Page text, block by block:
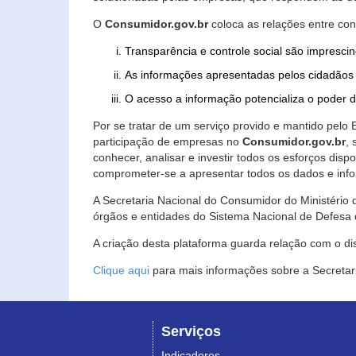
O Consumidor.gov.brcoloca as relações entre
Transparência e controle social são
As informações apresentadas pelos
O acesso a informação potencializa o poder
Por se tratar de um serviço provido e mantido
participação de empresas no Consumidor.gov.br,
conhecer, analisar e investir todos os esforços
comprometer-se a apresentar todos os dados e
A Secretaria Nacional do Consumidor do
órgãos e entidades do Sistema Nacional de
A criação desta plataforma guarda relação com o
Clique aqui para mais informações sobre a
Serviços